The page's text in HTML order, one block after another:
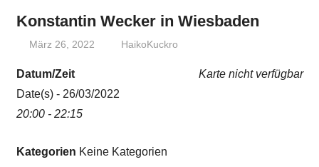
Konstantin Wecker in Wiesbaden
März 26, 2022 HaikoKuckro
Karte nicht verfügbar
Datum/Zeit
Date(s) - 26/03/2022
20:00 - 22:15
Kategorien Keine Kategorien